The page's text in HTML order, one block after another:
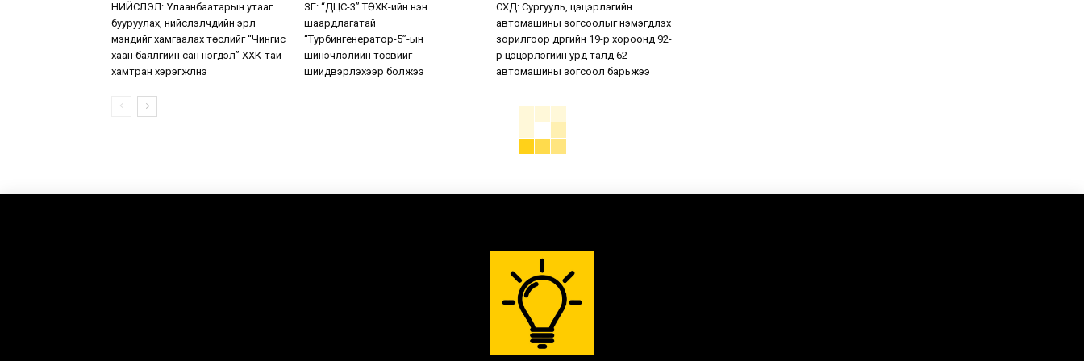
НИЙСЛЭЛ: Улаанбаатарын утааг
бууруулах, нийслэлчүүдийн эрүүл
мэндийг хамгаалах төслийг “Чингис
хаан баялгийн сан нэгдэл” ХХК-тай
хамтран хэрэгжүүлнэ
ЗГ: “ДЦС-3” ТӨХК-ийн нэн
шаардлагатай
“Турбингенератор-5”-ын
шинэчлэлийн төсвийг
шийдвэрлэхээр болжээ
СХД: Сургууль, цэцэрлэгийн
автомашины зогсоолыг нэмэгдүүлэх
зорилгоор дүүргийн 19-р хороонд 92-
р цэцэрлэгийн урд талд 62
автомашины зогсоол барьжээ